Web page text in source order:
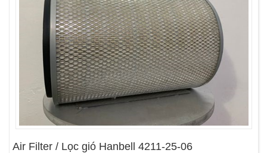
Air Filter / Lọc gió Hanbell 4211-25-06